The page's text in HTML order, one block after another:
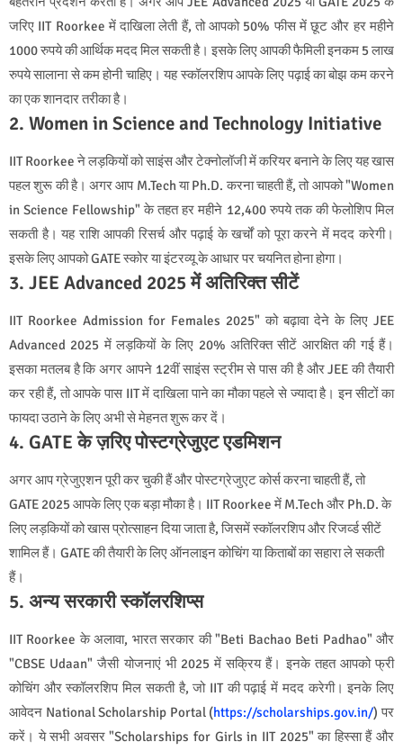
जरिए IIT Roorkee में दाखिला लेती हैं, तो आपको 50% फीस में छूट और हर महीने
1000 रुपये की आर्थिक मदद मिल सकती है। इसके लिए आपकी फैमिली इनकम 5 लाख
रुपये सालाना से कम होनी चाहिए। यह स्कॉलरशिप आपके लिए पढ़ाई का बोझ कम करने
का एक शानदार तरीका है।
2. Women in Science and Technology Initiative
IIT Roorkee ने लड़कियों को साइंस और टेक्नोलॉजी में करियर बनाने के लिए यह खास
पहल शुरू की है। अगर आप M.Tech या Ph.D. करना चाहती हैं, तो आपको "Women
in Science Fellowship" के तहत हर महीने 12,400 रुपये तक की फेलोशिप मिल
सकती है। यह राशि आपकी रिसर्च और पढ़ाई के खर्चों को पूरा करने में मदद करेगी।
इसके लिए आपको GATE स्कोर या इंटरव्यू के आधार पर चयनित होना होगा।
3. JEE Advanced 2025 में अतिरिक्त सीटें
IIT Roorkee Admission for Females 2025" को बढ़ावा देने के लिए JEE
Advanced 2025 में लड़कियों के लिए 20% अतिरिक्त सीटें आरक्षित की गई हैं।
इसका मतलब है कि अगर आपने 12वीं साइंस स्ट्रीम से पास की है और JEE की तैयारी
कर रही हैं, तो आपके पास IIT में दाखिला पाने का मौका पहले से ज्यादा है। इन सीटों का
फायदा उठाने के लिए अभी से मेहनत शुरू कर दें।
4. GATE के ज़रिए पोस्टग्रेजुएट एडमिशन
अगर आप ग्रेजुएशन पूरी कर चुकी हैं और पोस्टग्रेजुएट कोर्स करना चाहती हैं, तो
GATE 2025 आपके लिए एक बड़ा मौका है। IIT Roorkee में M.Tech और Ph.D. के
लिए लड़कियों को खास प्रोत्साहन दिया जाता है, जिसमें स्कॉलरशिप और रिजर्व्ड सीटें
शामिल हैं। GATE की तैयारी के लिए ऑनलाइन कोचिंग या किताबों का सहारा ले सकती
हैं।
5. अन्य सरकारी स्कॉलरशिप्स
IIT Roorkee के अलावा, भारत सरकार की "Beti Bachao Beti Padhao" और
"CBSE Udaan" जैसी योजनाएं भी 2025 में सक्रिय हैं। इनके तहत आपको फ्री
कोचिंग और स्कॉलरशिप मिल सकती है, जो IIT की पढ़ाई में मदद करेगी। इनके लिए
आवेदन National Scholarship Portal (https://scholarships.gov.in/) पर
करें। ये सभी अवसर "Scholarships for Girls in IIT 2025" का हिस्सा हैं और